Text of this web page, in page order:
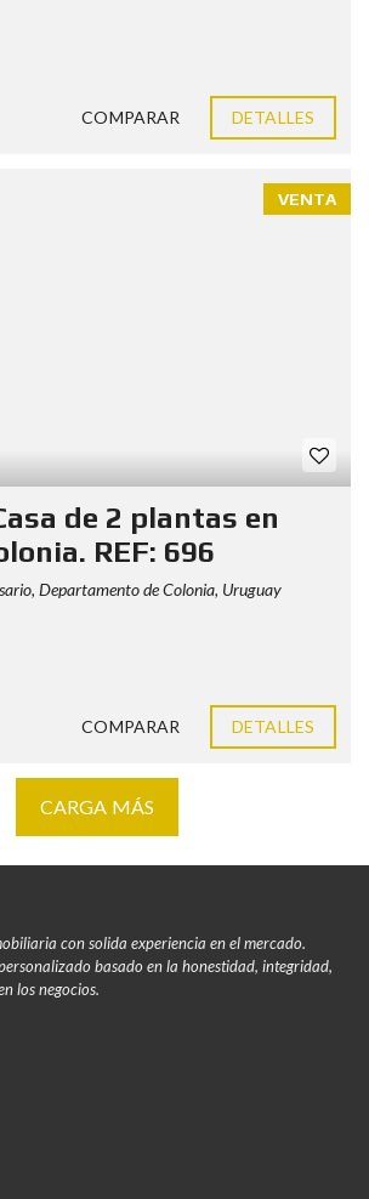
COMPARAR DETALLES
VENTA
de 2 plantas en
REF: 696
Departamento de Colonia, Uruguay
COMPARAR DETALLES
CARGA MÁS
con solida experiencia en el mercado.
basado en la honestidad, integridad,
los negocios.